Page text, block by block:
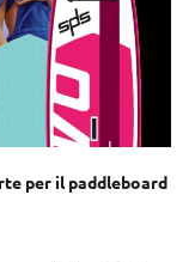
per il paddleboard